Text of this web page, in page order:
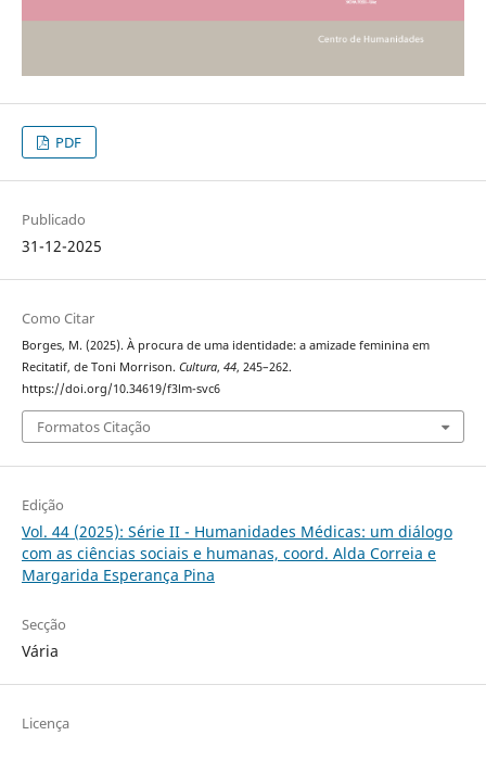
PDF
Publicado
31-12-2025
Como Citar
Borges, M. (2025). À procura de uma identidade: a amizade feminina em
Recitatif, de Toni Morrison. Cultura, 44, 245–262.
https://doi.org/10.34619/f3lm-svc6
Formatos Citação
Edição
Vol. 44 (2025): Série II - Humanidades Médicas: um diálogo
com as ciências sociais e humanas, coord. Alda Correia e
Margarida Esperança Pina
Secção
Vária
Licença